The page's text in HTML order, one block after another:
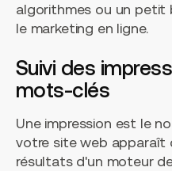
algorithmes ou un petit
le marketing en ligne.
Suivi des
mots-clés
Une impression est le
votre site web apparaît
résultats d'un moteur